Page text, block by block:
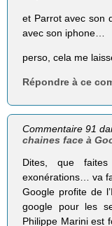
et Parrot avec son
avec son iphone…
perso, cela me
Répondre à ce
Commentaire 91
chaines face à
Dites, que
exonérations… va
Google profite de
google pour les
Philippe Marini est